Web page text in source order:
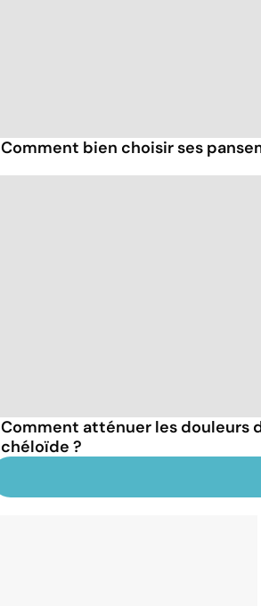
Comment bien choisir ses
Comment atténuer les douleurs
chéloïde ?